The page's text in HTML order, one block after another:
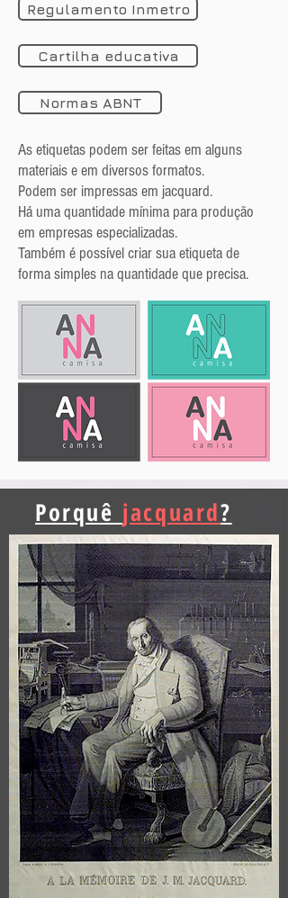
Regulamento Inmetro
Cartilha educativa
Normas ABNT
As etiquetas podem ser feitas em alguns
materiais e em diversos formatos.
Podem ser impressas em jacquard.
Há uma quantidade mínima para produção
em empresas especializadas.
Também é possível criar sua etiqueta de
forma simples na quantidade que precisa.
Porquê jacquard?